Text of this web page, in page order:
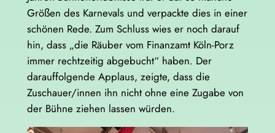
Größen des Karnevals und verpackte dies in einer
schönen Rede. Zum Schluss wies er noch darauf
hin, dass „die Räuber vom Finanzamt Köln-Porz
immer rechtzeitig abgebucht“ haben. Der
darauffolgende Applaus, zeigte, dass die
Zuschauer/innen ihn nicht ohne eine Zugabe von
der Bühne ziehen lassen würden.